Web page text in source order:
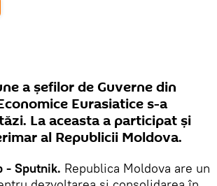
a șefilor de Guverne din
Eurasiatice s-a
La aceasta a participat și
al Republicii Moldova.
- Sputnik. Republica Moldova are un